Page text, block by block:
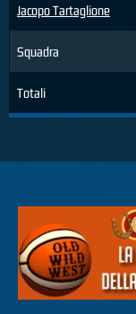
Jacopo Tartaglione
Squadra
Totali